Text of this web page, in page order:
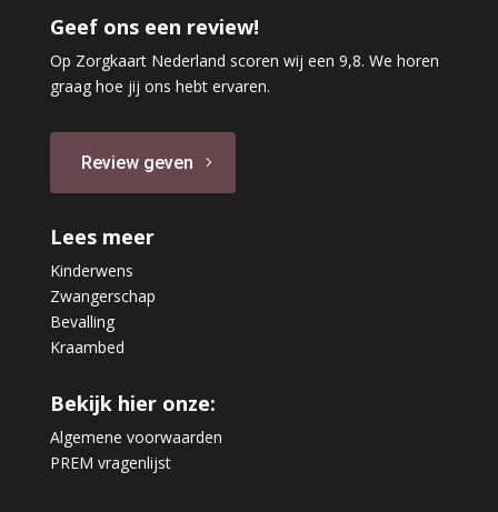
Geef ons een review!
Op Zorgkaart Nederland scoren wij een 9,8. We horen
graag hoe jij ons hebt ervaren.
Review geven
Lees meer
Kinderwens
Zwangerschap
Bevalling
Kraambed
Bekijk hier onze:
Algemene voorwaarden
PREM vragenlijst